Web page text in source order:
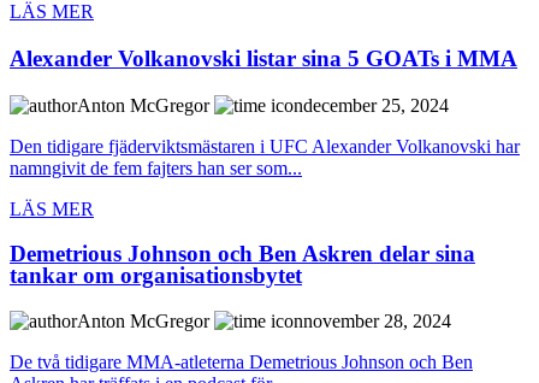
LÄS MER
Alexander Volkanovski listar sina 5 GOATs i MMA
Anton McGregor
december 25, 2024
Den tidigare fjäderviktsmästaren i UFC Alexander Volkanovski har
namngivit de fem fajters han ser som...
LÄS MER
Demetrious Johnson och Ben Askren delar sina
tankar om organisationsbytet
Anton McGregor
november 28, 2024
De två tidigare MMA-atleterna Demetrious Johnson och Ben